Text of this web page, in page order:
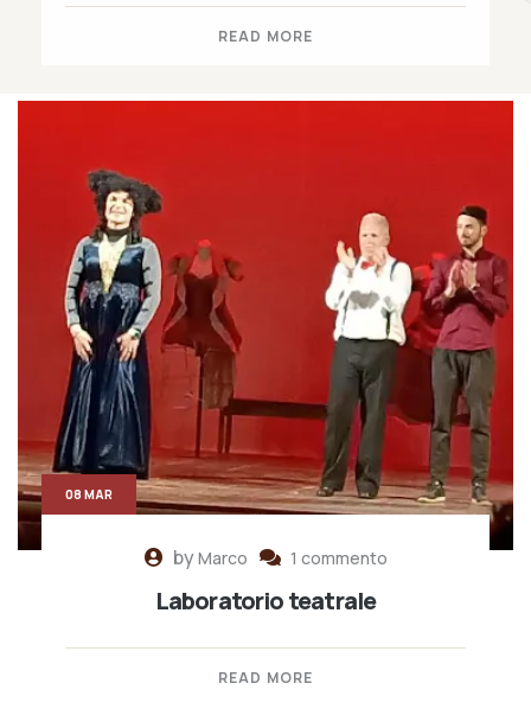
READ MORE
byMarco 1 commento
Laboratorio teatrale
READ MORE
08 MAR